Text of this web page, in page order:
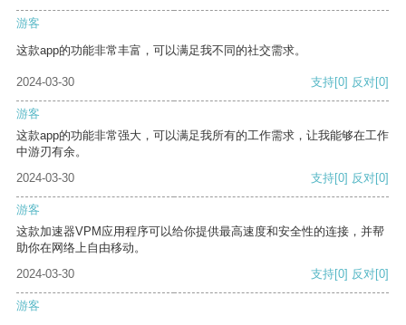
游客
这款app的功能非常丰富，可以满足我不同的社交需求。
2024-03-30 支持[0] 反对[0]
游客
这款app的功能非常强大，可以满足我所有的工作需求，让我能够在工作
中游刃有余。
2024-03-30
支持[0] 反对[0]
游客
这款加速器VPM应用程序可以给你提供最高速度和安全性的连接，并帮
助你在网络上自由移动。
2024-03-30
支持[0] 反对[0]
游客